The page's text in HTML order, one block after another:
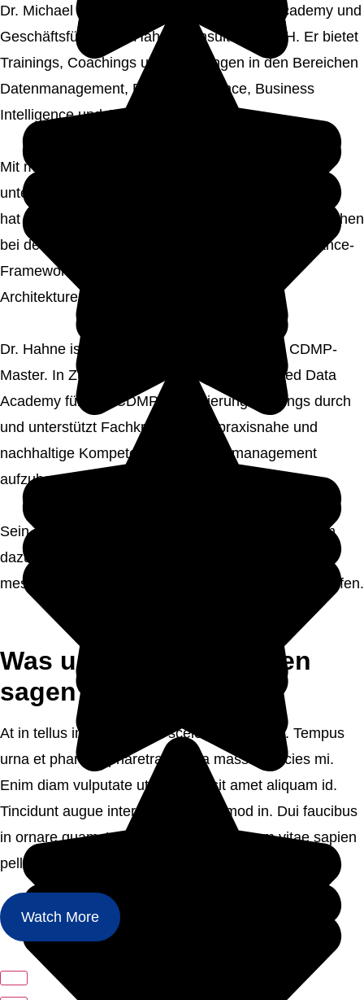
Dr. Michael Hahne ist Gründer der Hahne Academy und
Geschäftsführer der Hahne Consulting GmbH. Er bietet
Trainings, Coachings und Beratungen in den Bereichen
Datenmanagement, Data Governance, Business
Intelligence und Analytics an.
Mit mehr als 25 Jahren Erfahrung in
unternehmensweiten Daten- und Analytics-Initiativen
hat er Organisationen aus unterschiedlichsten Branchen
bei der Entwicklung von Datenstrategien, Governance-
Frameworks und skalierbaren analytischen
Architekturen unterstützt.
Dr. Hahne ist TDWI Fellow sowie CBIP- und CDMP-
Master. In Zusammenarbeit mit der Connected Data
Academy führt er CDMP-Zertifizierungstrainings durch
und unterstützt Fachkräfte dabei, praxisnahe und
nachhaltige Kompetenzen im Datenmanagement
aufzubauen.
Sein Ziel ist es, Organisationen und Einzelpersonen
dazu zu befähigen, aus vertrauenswürdigen Daten
messbaren und langfristigen Geschäftswert zu schaffen.
Was unsere Absolventen
sagen
At in tellus integer feugiat scelerisque varius. Tempus
urna et pharetra pharetra massa massa ultricies mi.
Enim diam vulputate ut pharetra sit amet aliquam id.
Tincidunt augue interdum velit euismod in. Dui faucibus
in ornare quam. Venenatis a condimentum vitae sapien
pellentesque habitant.
Watch More